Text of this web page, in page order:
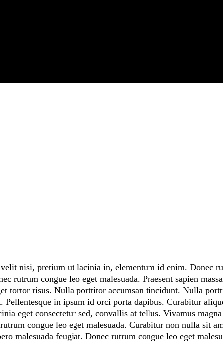
nisi, pretium ut lacinia in, elementum id enim. Donec
rutrum congue leo eget malesuada. Praesent sapien
tortor risus. Nulla porttitor accumsan tincidunt. Nulla
in ipsum id orci porta dapibus. Curabitur
eget consectetur sed, convallis at tellus. Vivamus
congue leo eget malesuada. Curabitur non nulla sit
malesuada feugiat. Donec rutrum congue leo eget